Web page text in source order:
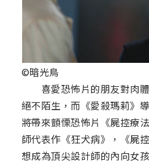
©暗光鳥
喜愛恐怖片的朋友對肉體
絕不陌生，而《愛殺瑪莉》
將帶來顫慄恐怖片《屍控療
師代表作《狂犬病》，《屍
想成為頂尖設計師的內向女